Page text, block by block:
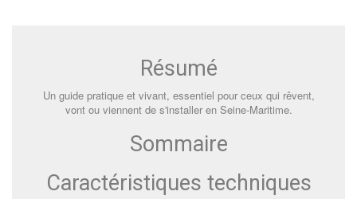
Résumé
Un guide pratique et vivant, essentiel pour ceux qui rêvent,
vont ou viennent de s'installer en Seine-Maritime.
Sommaire
Caractéristiques techniques